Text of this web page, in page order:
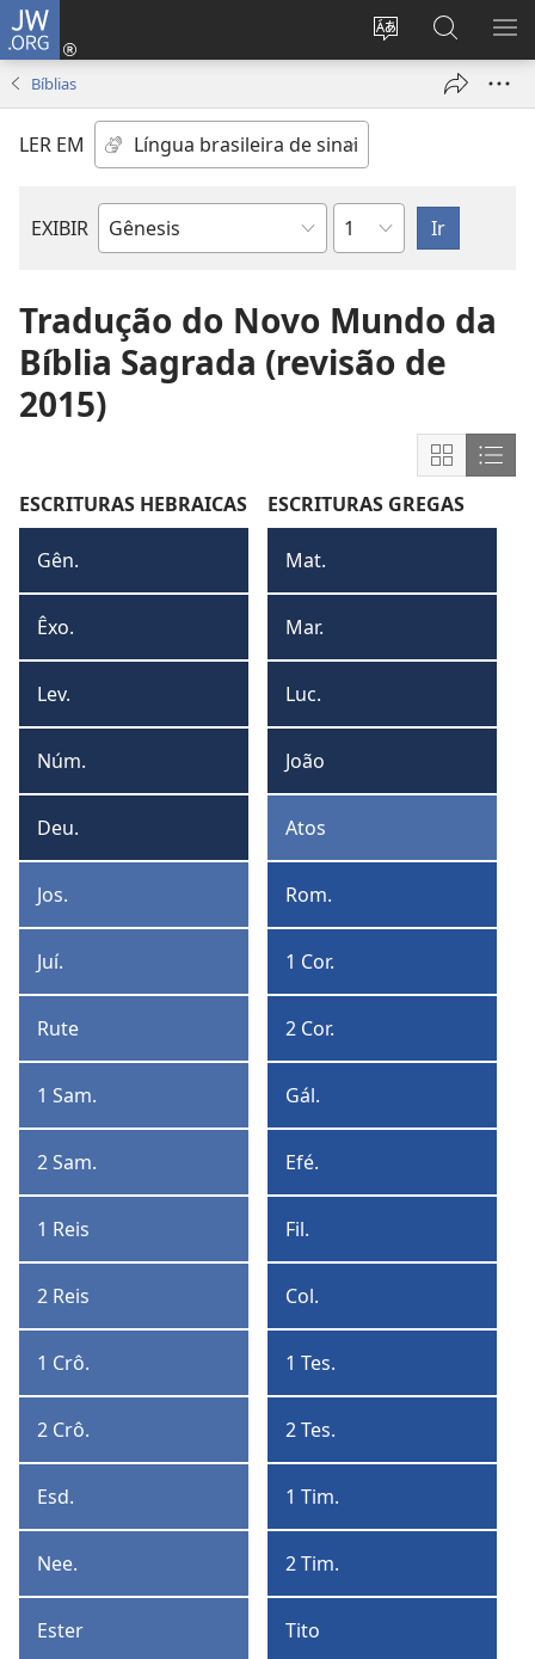
JW.ORG
Mudar
idioma
Log
janela)
Buscar
no
JW.ORG
Bíblias
LER EM
EXIBIR
Livro
Capítulo
Tradução do Novo Mundo da
Bíblia Sagrada (revisão de
2015)
Mostrar
conteúdo
em
em
ESCRITURAS HEBRAICAS
Gênesis
Gên.
Êxodo
Êxo.
Levítico
Lev.
Números
Núm.
Deuteronômio
Deu.
Josué
Jos.
Juízes
Juí.
Rute
Rute
1
Samuel
1 Sam.
2
Samuel
2 Sam.
1
Reis
1 Reis
2
Reis
2 Reis
1
Crônicas
1 Crô.
2
Crônicas
2 Crô.
Esdras
Esd.
Neemias
Nee.
Ester
Ester
ESCRITURAS GREGAS
Mateus
Mat.
Marcos
Mar.
Lucas
Luc.
João
João
Atos
Atos
Romanos
Rom.
1
Coríntios
1 Cor.
2
Coríntios
2 Cor.
Gálatas
Gál.
Efésios
Efé.
Filipenses
Fil.
Colossenses
Col.
1
Tessalonicenses
1 Tes.
2
Tessalonicenses
2 Tes.
1
Timóteo
1 Tim.
2
Timóteo
2 Tim.
Tito
Tito